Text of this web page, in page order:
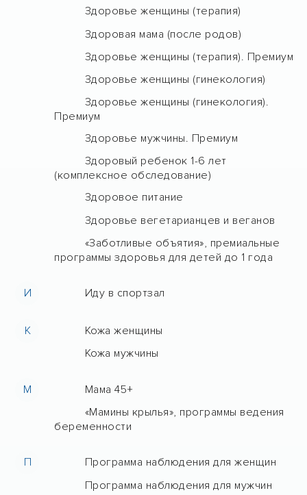
Здоровье женщины (терапия)
Здоровая мама (после родов)
Здоровье женщины (терапия). Премиум
Здоровье женщины (гинекология)
Здоровье женщины (гинекология).
Премиум
Здоровье мужчины. Премиум
Здоровый ребенок 1-6 лет
(комплексное обследование)
Здоровое питание
Здоровье вегетарианцев и веганов
«Заботливые объятия», премиальные
программы здоровья для детей до 1 года
И Иду в спортзал
К
Кожа женщины
Кожа мужчины
М
Мама 45+
«Мамины крылья», программы ведения
беременности
П
Программа наблюдения для женщин
Программа наблюдения для мужчин